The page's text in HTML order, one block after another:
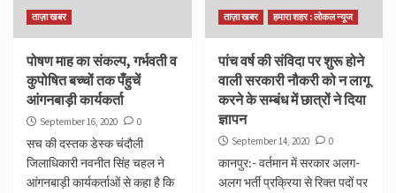
ताज़ा खबर
पोषण माह का संकल्प, गर्भवती व
कुपोषित बच्चों तक पँहुचें
आंगनबाड़ी कार्यकर्ता
September 16, 2020 0
सच की दस्तक डेस्क चंदौली
जिलाधिकारी नवनीत सिंह चहल ने
आंगनबाड़ी कार्यकर्ताओं से कहा है कि
ताज़ा खबर हमारा शहर : लोकल न्यूज
पांच वर्ष की संविदा पर शुरू होने
वाली सरकारी नौकरी को न लागू
करने के सम्बंध में छात्रों ने दिया
ज्ञापन
September 14, 2020 0
कानपुर:- वर्तमान में सरकार अलग-
अलग भर्ती प्रक्रिया से रिक्त पदों पर